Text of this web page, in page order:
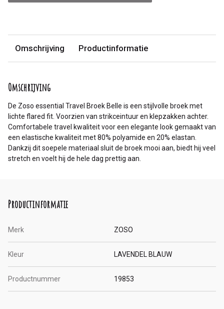
Omschrijving Productinformatie
Omschrijving
De Zoso essential Travel Broek Belle is een stijlvolle broek met
lichte flared fit. Voorzien van strikceintuur en klepzakken achter.
Comfortabele travel kwaliteit voor een elegante look gemaakt van
een elastische kwaliteit met 80% polyamide en 20% elastan.
Dankzij dit soepele materiaal sluit de broek mooi aan, biedt hij veel
stretch en voelt hij de hele dag prettig aan.
Productinformatie
Merk ZOSO
Kleur LAVENDEL BLAUW
Productnummer 19853